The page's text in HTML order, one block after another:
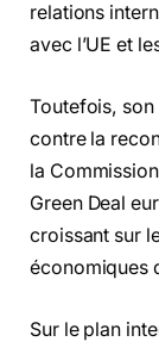
relations
avec l’UE et
Toutefois, son
contre la
la
Green Deal
croissant sur
économiques
Sur le plan